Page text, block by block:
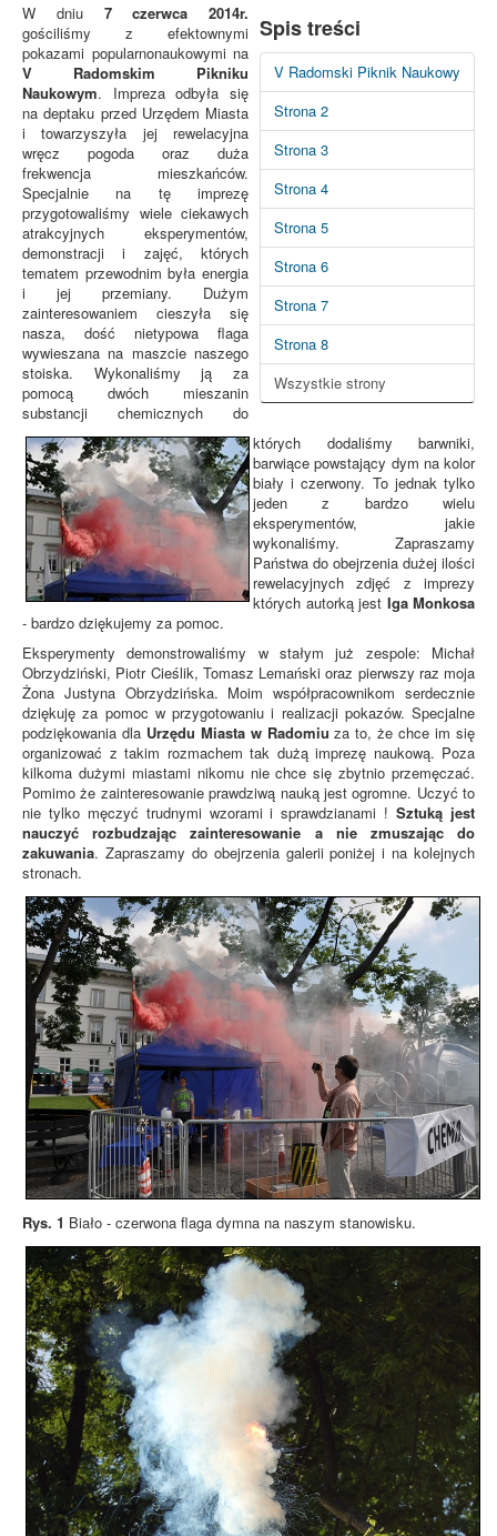
Spis treści
V Radomski Piknik Naukowy
Strona 2
Strona 3
Strona 4
Strona 5
Strona 6
Strona 7
Strona 8
Wszystkie strony
W dniu 7 czerwca 2014r.
gościliśmy z efektownymi
pokazami popularnonaukowymi na
V Radomskim Pikniku
Naukowym. Impreza odbyła się
na deptaku przed Urzędem Miasta
i towarzyszyła jej rewelacyjna
wręcz pogoda oraz duża
frekwencja mieszkańców.
Specjalnie na tę imprezę
przygotowaliśmy wiele ciekawych
atrakcyjnych eksperymentów,
demonstracji i zajęć, których
tematem przewodnim była energia
i jej przemiany. Dużym
zainteresowaniem cieszyła się
nasza, dość nietypowa flaga
wywieszana na maszcie naszego
stoiska. Wykonaliśmy ją za
pomocą dwóch mieszanin
substancji chemicznych do
których dodaliśmy barwniki,
barwiące powstający dym na kolor
biały i czerwony. To jednak tylko
jeden z bardzo wielu
eksperymentów, jakie
wykonaliśmy. Zapraszamy
Państwa do obejrzenia dużej ilości
rewelacyjnych zdjęć z imprezy
których autorką jest Iga Monkosa
- bardzo dziękujemy za pomoc.
Eksperymenty demonstrowaliśmy w stałym już zespole: Michał
Obrzydziński, Piotr Cieślik, Tomasz Lemański oraz pierwszy raz moja
Żona Justyna Obrzydzińska. Moim współpracownikom serdecznie
dziękuję za pomoc w przygotowaniu i realizacji pokazów. Specjalne
podziękowania dla Urzędu Miasta w Radomiu za to, że chce im się
organizować z takim rozmachem tak dużą imprezę naukową. Poza
kilkoma dużymi miastami nikomu nie chce się zbytnio przemęczać.
Pomimo że zainteresowanie prawdziwą nauką jest ogromne. Uczyć to
nie tylko męczyć trudnymi wzorami i sprawdzianami !Sztuką jest
nauczyć rozbudzając zainteresowanie a nie zmuszając do
zakuwania. Zapraszamy do obejrzenia galerii poniżej i na kolejnych
stronach.
Rys. 1 Biało - czerwona flaga dymna na naszym stanowisku.